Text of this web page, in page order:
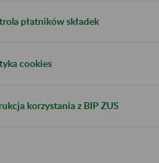
płatników składek
cookies
korzystania z BIP ZUS